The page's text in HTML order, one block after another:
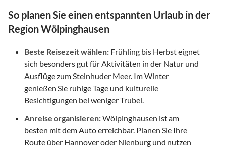
So planen Sie einen entspannten Urlaub in der
Region Wölpinghausen
Beste Reisezeit wählen: Frühling bis Herbst eignet
sich besonders gut für Aktivitäten in der Natur und
Ausflüge zum Steinhuder Meer. Im Winter
genießen Sie ruhige Tage und kulturelle
Besichtigungen bei weniger Trubel.
Anreise organisieren:Wölpinghausen ist am
besten mit dem Auto erreichbar. Planen Sie Ihre
Route über Hannover oder Nienburg und nutzen